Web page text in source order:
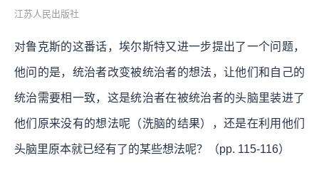
江苏人民出版社
对鲁克斯的这番话，埃尔斯特又进一步提出了一个问题，
他问的是，统治者改变被统治者的想法，让他们和自己的
统治需要相一致，这是统治者在被统治者的头脑里装进了
他们原来没有的想法呢（洗脑的结果），还是在利用他们
头脑里原本就已经有了的某些想法呢？（pp. 115-116）